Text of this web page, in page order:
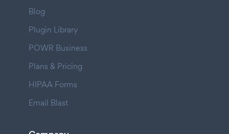
Blog
Plugin Library
POWR Business
Plans & Pricing
HIPAA Forms
Email Blast